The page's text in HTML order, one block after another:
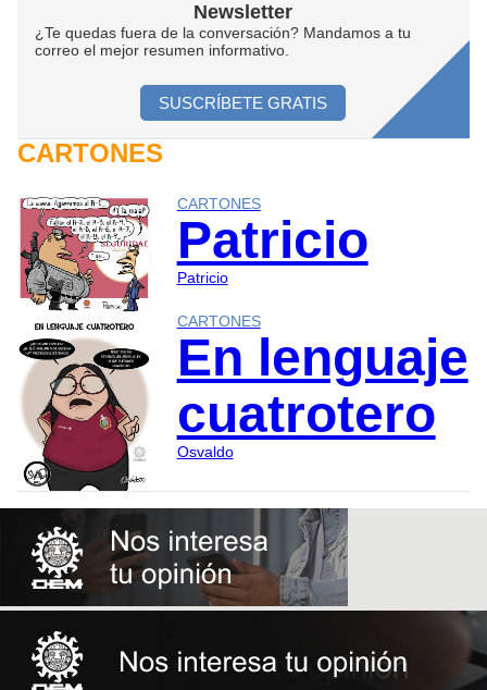
Newsletter
¿Te quedas fuera de la conversación? Mandamos a tu
correo el mejor resumen informativo.
SUSCRÍBETE GRATIS
CARTONES
CARTONES
Patricio
Patricio
CARTONES
En lenguaje
cuatrotero
Osvaldo